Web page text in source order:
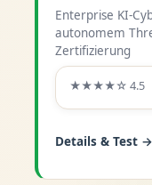
Enterprise KI-
autonomem
Zertifizierung
★★★★☆ 4.5
Details & Test →